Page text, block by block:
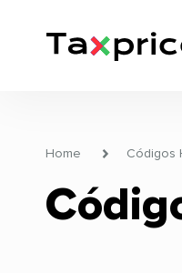
Home Códigos